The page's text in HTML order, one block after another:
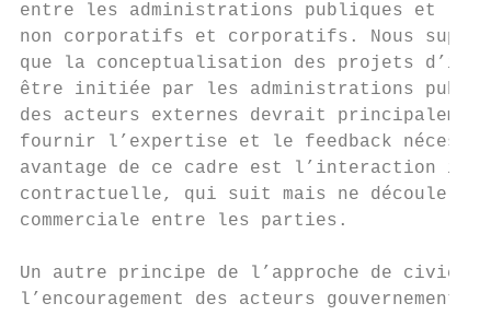
entre les administrations publiques et
non corporatifs et corporatifs. Nous
que la conceptualisation des projets
être initiée par les administrations
des acteurs externes devrait
fournir l’expertise et le feedback
avantage de ce cadre est l’interaction
contractuelle, qui suit mais ne découle
commerciale entre les parties.
Un autre principe de l’approche de
l’encouragement des acteurs